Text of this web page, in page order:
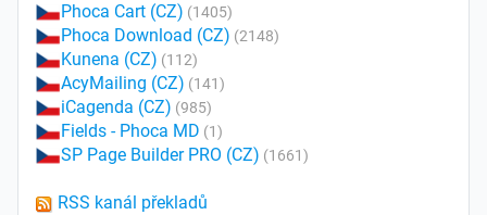
Phoca Cart (CZ) (1405)
Phoca Download (CZ) (2148)
Kunena (CZ) (112)
AcyMailing (CZ) (141)
iCagenda (CZ) (985)
Fields - Phoca MD (1)
SP Page Builder PRO (CZ) (1661)
RSS kanál překladů